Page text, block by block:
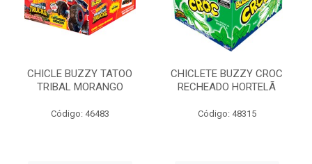
CHICLE BUZZY TATOO
TRIBAL MORANGO
Código: 46483
CHICLETE BUZZY CROC
RECHEADO HORTELÃ
Código: 48315